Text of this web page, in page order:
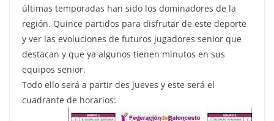
últimas temporadas han sido los dominadores de la
región. Quince partidos para disfrutar de este deporte
y ver las evoluciones de futuros jugadores senior que
destacan y que ya algunos tienen minutos en sus
equipos senior.
Todo ello será a partir des jueves y este será el
cuadrante de horarios: